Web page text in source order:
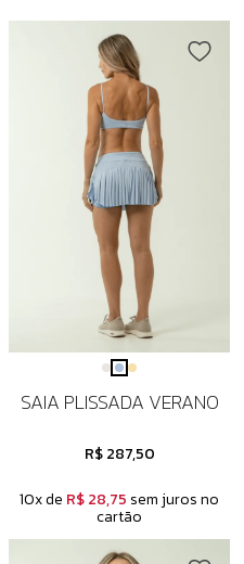
SAIA PLISSADA VERANO
R$ 287,50
10x de R$ 28,75 sem juros no
cartão